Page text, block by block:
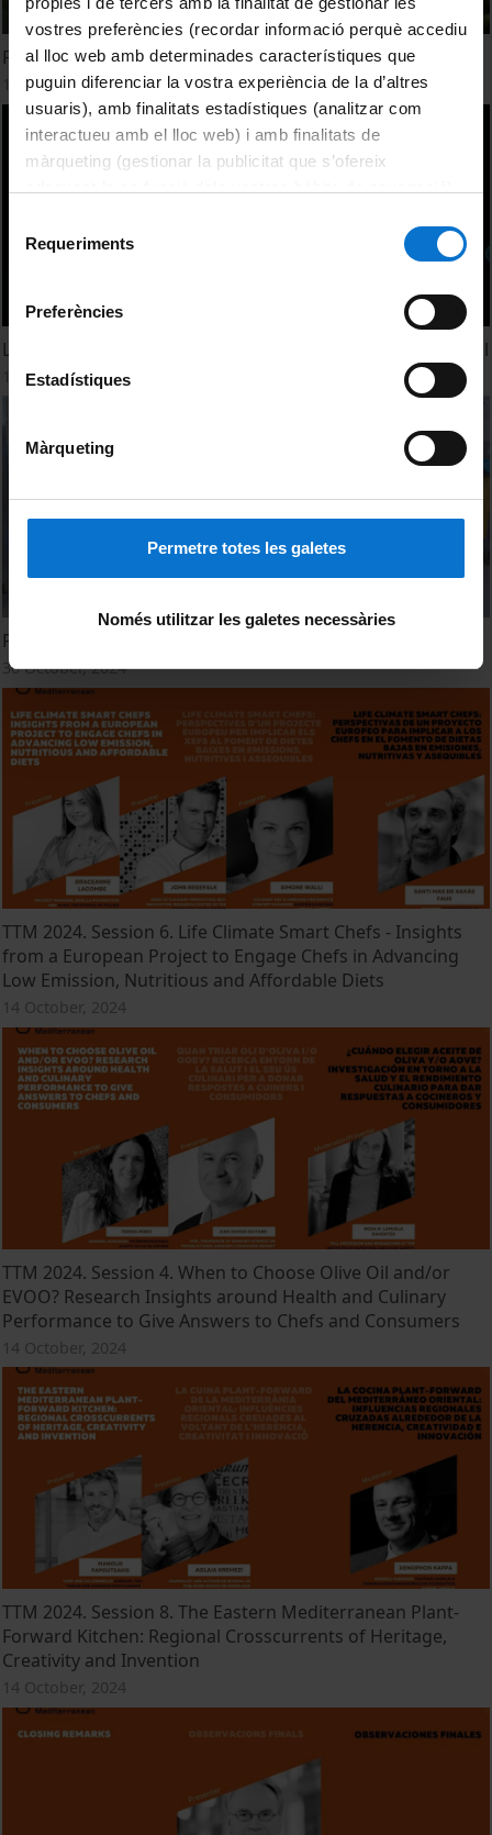
vostres preferències (recordar informació perquè accediu
al lloc web amb determinades característiques que
puguin diferenciar la vostra experiència de la d’altres
usuaris), amb finalitats estadístiques (analitzar com
interactueu amb el lloc web) i amb finalitats de
màrqueting (gestionar la publicitat que s’ofereix
consultar laPolítica de galetes del lloc web de la
Requeriments
Preferències
Estadístiques
Màrqueting
Permetre totes les galetes
Només utilitzar les galetes necessàries
Food & Migration. Vera Armus
13 December, 2024
La resistència antimicrobiana: un problema de salut global
11 November, 2024
Food Studies and Gastronomy Program
30 October, 2024
TTM 2024. Session 6. Life Climate Smart Chefs - Insights
from a European Project to Engage Chefs in Advancing
Low Emission, Nutritious and Affordable Diets
14 October, 2024
TTM 2024. Session 4. When to Choose Olive Oil and/or
EVOO? Research Insights around Health and Culinary
Performance to Give Answers to Chefs and Consumers
14 October, 2024
TTM 2024. Session 8. The Eastern Mediterranean Plant-
Forward Kitchen: Regional Crosscurrents of Heritage,
Creativity and Invention
14 October, 2024